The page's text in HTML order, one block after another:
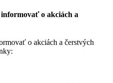
o akciách a
o akciách a čerstvých